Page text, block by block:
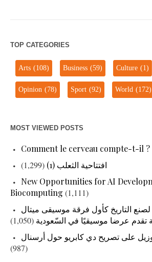
TOP CATEGORIES
Arts(108) Business(59) Culture(1)
Opinion(78) Sport(92) World(172)
MOST VIEWED POSTS
Comment le cerveau compte-t-il ?
افتتاحية الثعلب (1)
(1,299)
New Opportunities for AI
Biocomputing (1,111)
لصنع التاريخ كأول فرقة موسيقى ميتال
تقدم عرضا موسيقيًا في السّعودية (1,050)
على تصريح دي كابريو حول أرسنال
(987)